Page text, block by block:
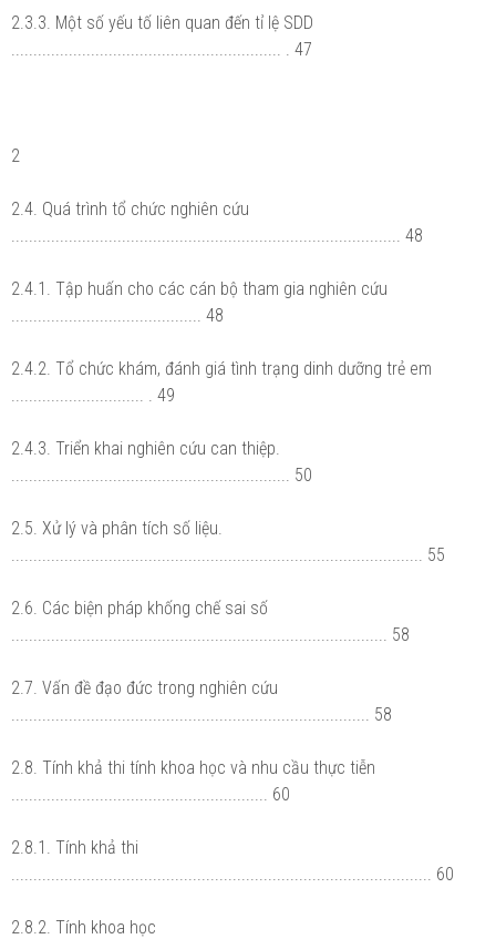
2.3.3. Một số yếu tố liên quan đến tỉ lệ SDD
............................................................. . 47
2
2.4. Quá trình tổ chức nghiên cứu
........................................................................................ 48
2.4.1. Tập huấn cho các cán bộ tham gia nghiên cứu
........................................... 48
2.4.2. Tổ chức khám, đánh giá tình trạng dinh dưỡng trẻ em
.............................. . 49
2.4.3. Triển khai nghiên cứu can thiệp.
............................................................... 50
2.5. Xử lý và phân tích số liệu.
............................................................................................. 55
2.6. Các biện pháp khống chế sai số
..................................................................................... 58
2.7. Vấn đề đạo đức trong nghiên cứu
................................................................................. 58
2.8. Tính khả thi tính khoa học và nhu cầu thực tiễn
.......................................................... 60
2.8.1. Tính khả thi
............................................................................................... 60
2.8.2. Tính khoa học